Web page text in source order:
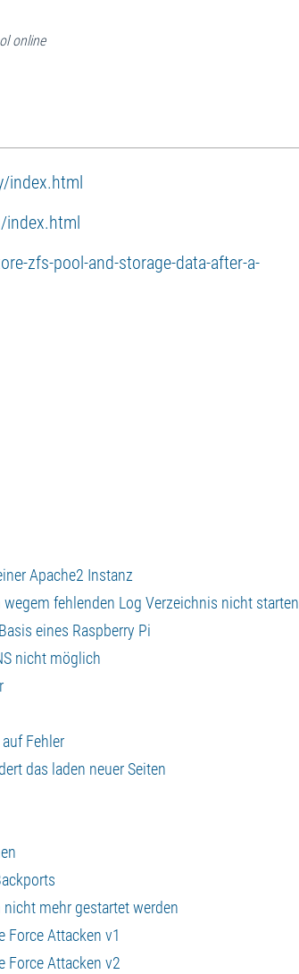
online
index.html
index.html
zfs-pool-and-storage-data-after-a-
Apache2 Instanz
fehlenden Log Verzeichnis nicht starten
eines Raspberry Pi
nicht möglich
Fehler
das laden neuer Seiten
mehr gestartet werden
Force Attacken v1
Force Attacken v2